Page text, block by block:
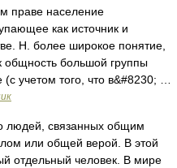
праве население
как источник и
Н. более широкое понятие,
большой группы
учетом того, что в&#8230; …
людей, связанных общим
или общей верой. В этой
отдельный человек. В мире